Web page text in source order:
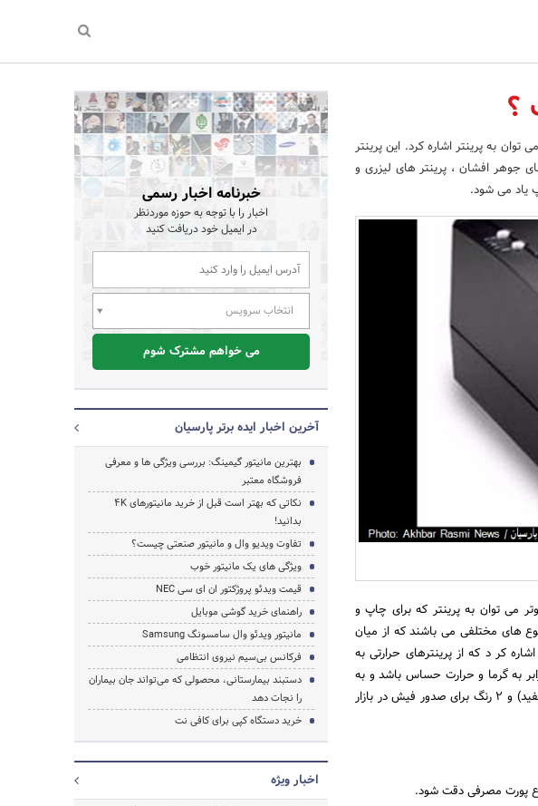
؟
توان به پرینتر اشاره کرد. این پرینتر
جوهر افشان ، پرینتر های لیزری و
یاد می شود.
می توان به پرینتر که برای چاپ و
های مختلفی می باشند که از میان
کر د که از پرینترهای حرارتی به
به گرما و حرارت حساس باشد و به
سرعت عکس العمل نشان دهد. پرینترهای حرارتی در مدل های تک رنگ (سیاه و سفید) و 2 رنگ برای صدور فیش در بازار
پورت مصرفی دقت شود.
خبرنامه اخبار رسمی
اخبار را با توجه به حوزه موردنظر
در ایمیل خود دریافت کنید
انتخاب سرویس
می خواهم مشترک شوم
آخرین اخبار ایده برتر پارسیان
بهترین مانیتور گیمینگ: بررسی ویژگی ها و معرفی
فروشگاه معتبر
نکاتی که بهتر است قبل از خرید مانیتورهای 4K
بدانید!
تفاوت ویدیو وال و مانیتور صنعتی چیست؟
ویژگی های یک مانیتور خوب
قیمت ویدئو پروژکتور ان ای سی NEC
راهنمای خرید گوشی موبایل
مانیتور ویدئو وال سامسونگ Samsung
فرکانس بی‌سیم نیروی انتظامی
دستبند بیمارستانی، محصولی که می‌تواند جان بیماران
را نجات دهد
خرید دستگاه کپی برای کافی نت
اخبار ویژه